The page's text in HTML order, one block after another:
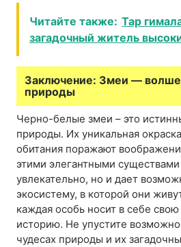
Читайте также: Тар
загадочный житель
Заключение: Змеи —
природы
Черно-белые змеи – это
природы. Их уникальная
обитания поражают
этими элегантными
увлекательно, но и дает
экосистему, в которой они
каждая особь носит в себе
историю. Не упустите
чудесах природы и их